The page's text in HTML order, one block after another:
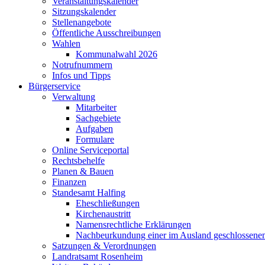
Sitzungskalender
Stellenangebote
Öffentliche Ausschreibungen
Wahlen
Kommunalwahl 2026
Notrufnummern
Infos und Tipps
Bürgerservice
Verwaltung
Mitarbeiter
Sachgebiete
Aufgaben
Formulare
Online Serviceportal
Rechtsbehelfe
Planen & Bauen
Finanzen
Standesamt Halfing
Eheschließungen
Kirchenaustritt
Namensrechtliche Erklärungen
Nachbeurkundung einer im Ausland
Satzungen & Verordnungen
Landratsamt Rosenheim